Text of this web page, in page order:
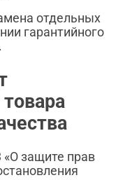
отдельных
гарантийного
«О защите прав